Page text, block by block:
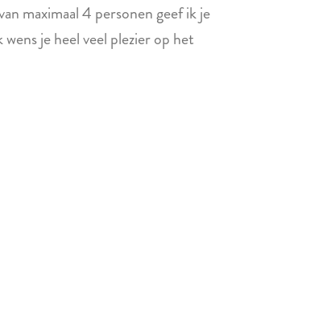
maximaal 4 personen geef ik je
wens je heel veel plezier op het